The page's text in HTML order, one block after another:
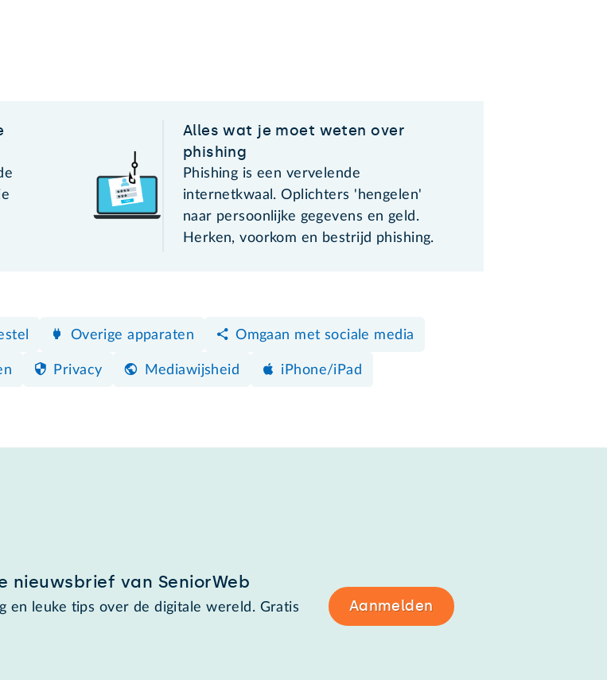
Alles wat je moet weten over
phishing
Phishing is een vervelende
internetkwaal. Oplichters 'hengelen'
naar persoonlijke gegevens en geld.
Herken, voorkom en bestrijd phishing.
Overige apparaten Omgaan met sociale media
Privacy Mediawijsheid iPhone/iPad
nieuwsbrief van SeniorWeb
en leuke tips over de digitale wereld. Gratis
Aanmelden